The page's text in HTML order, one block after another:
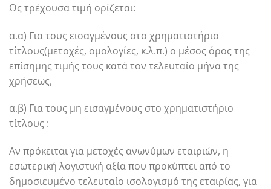
Ως τρέχουσα τιμή ορίζεται:
α.α) Για τους εισαγμένους στο χρηματιστήριο
τίτλους(μετοχές, ομολογίες, κ.λ.π.) ο μέσος όρος της
επίσημης τιμής τους κατά τον τελευταίο μήνα της
χρήσεως,
α.β) Για τους μη εισαγμένους στο χρηματιστήριο
τίτλους :
Αν πρόκειται για μετοχές ανωνύμων εταιριών, η
εσωτερική λογιστική αξία που προκύπτει από το
δημοσιευμένο τελευταίο ισολογισμό της εταιρίας, για